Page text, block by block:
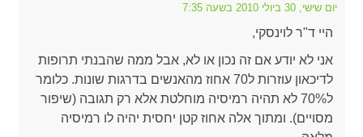
יום שישי, 30 ביולי 2010 בשעה 7:35
היי ד"ר לוינסקי,
אני לא יודע אם זה נכון או לא, אבל ממה שהבנתי תרופות
לדיכאון עוזרות ל70 אחוז מהאנשים בדרגות שונות. כלומר
ל70% לא תהיה רמיסיה מוחלטת אלא רק תגובה (שיפור
מסויים). ומתוך אלה אחוז קטן יחסית יהיה לו רמיסיה